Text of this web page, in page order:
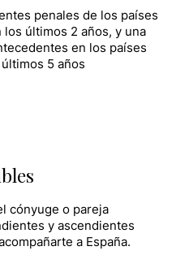
penales de los países
últimos 2 años, y una
en los países
5 años
cónyuge o pareja
y ascendientes
a España.